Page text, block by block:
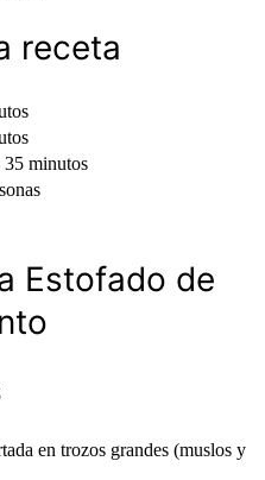
receta
35 minutos
Estofado de
en trozos grandes (muslos y